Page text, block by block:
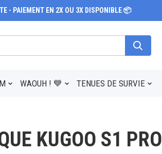
- PAIEMENT EN 2X OU 3X DISPONIBLE 📦
WAOUH ! 💙 TENUES DE SURVIE
KUGOO S1 PRO